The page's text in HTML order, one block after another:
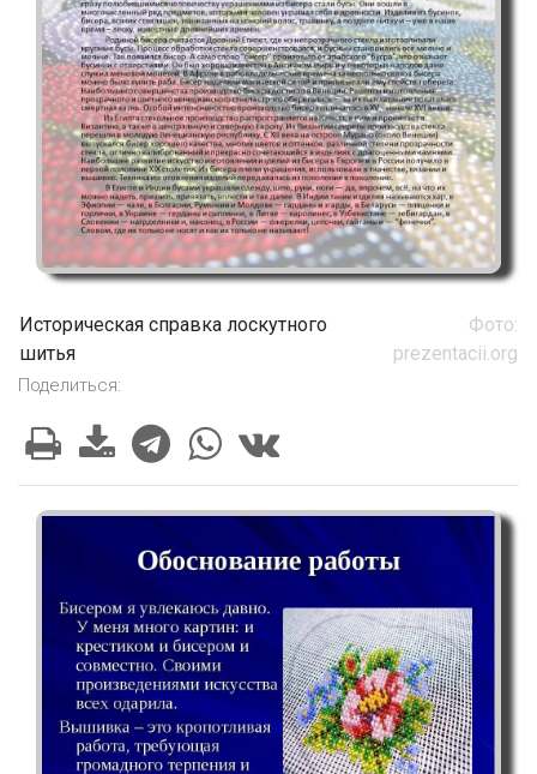
Историческая справка лоскутного
шитья
Фото:
prezentacii.org
Поделиться: